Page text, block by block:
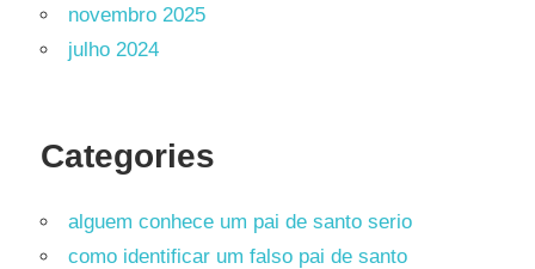
novembro 2025
julho 2024
Categories
alguem conhece um pai de santo serio
como identificar um falso pai de santo